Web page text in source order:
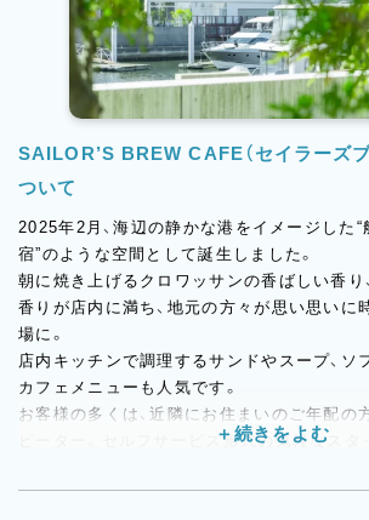
SAILOR’S BREW CAFE（セイラーズ
ついて
2025年2月、海辺の静かな港をイメージした“
宿”のような空間として誕生しました。
朝に焼き上げるクロワッサンの香ばしい香り
香りが店内に満ち、地元の方々が思い思いに
場に。
店内キッチンで調理するサンドやスープ、ソ
カフェメニューも人気です。
お客様の多くは、近隣にお住まいのご年配の
ピーター。セルフサービス形式の気軽なスタ
まだオープン1年目の若いお店だからこそ、